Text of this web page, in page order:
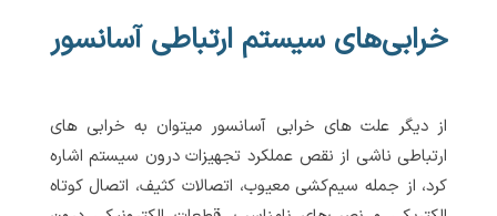
خرابی‌های سیستم ارتباطی آسانسور
از دیگر علت های خرابی آسانسور میتوان به خرابی های
ارتباطی ناشی از نقص عملکرد تجهیزات درون سیستم اشاره
کرد، از جمله سیم‌کشی معیوب، اتصالات کثیف، اتصال کوتاه